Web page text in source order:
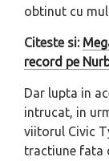
obtinut cu
Citeste si:
record pe
Dar lupta in
intrucat, in
viitorul Civic
tractiune fata